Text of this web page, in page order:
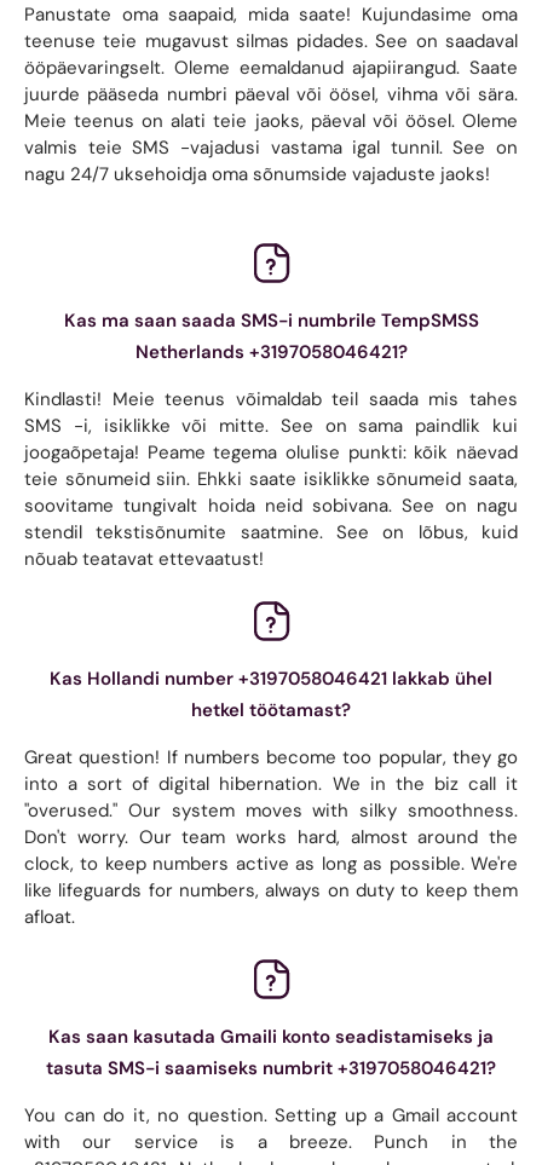
Panustate oma saapaid, mida saate! Kujundasime oma
teenuse teie mugavust silmas pidades. See on saadaval
ööpäevaringselt. Oleme eemaldanud ajapiirangud. Saate
juurde pääseda numbri päeval või öösel, vihma või sära.
Meie teenus on alati teie jaoks, päeval või öösel. Oleme
valmis teie SMS -vajadusi vastama igal tunnil. See on
nagu 24/7 uksehoidja oma sõnumside vajaduste jaoks!
Kas ma saan saada SMS-i numbrile TempSMSS
Netherlands +3197058046421?
Kindlasti! Meie teenus võimaldab teil saada mis tahes
SMS -i, isiklikke või mitte. See on sama paindlik kui
joogaõpetaja! Peame tegema olulise punkti: kõik näevad
teie sõnumeid siin. Ehkki saate isiklikke sõnumeid saata,
soovitame tungivalt hoida neid sobivana. See on nagu
stendil tekstisõnumite saatmine. See on lõbus, kuid
nõuab teatavat ettevaatust!
Kas Hollandi number +3197058046421 lakkab ühel
hetkel töötamast?
Great question! If numbers become too popular, they go
into a sort of digital hibernation. We in the biz call it
"overused." Our system moves with silky smoothness.
Don't worry. Our team works hard, almost around the
clock, to keep numbers active as long as possible. We're
like lifeguards for numbers, always on duty to keep them
afloat.
Kas saan kasutada Gmaili konto seadistamiseks ja
tasuta SMS-i saamiseks numbrit +3197058046421?
You can do it, no question. Setting up a Gmail account
with our service is a breeze. Punch in the